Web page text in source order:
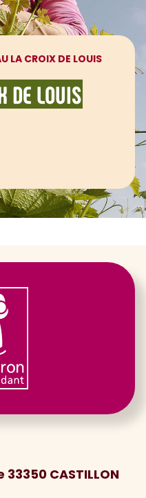
d'ariane
LA CROIX DE LOUIS
DE LOUIS
CASTILLON